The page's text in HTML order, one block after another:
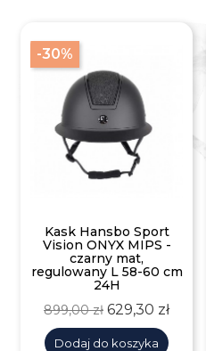
-30%
Kask Hansbo Sport
Vision ONYX MIPS -
czarny mat,
regulowany L 58-60 cm
24H
Cena
podstawowa
899,00 zł Cena
629,30 zł
Dodaj do koszyka